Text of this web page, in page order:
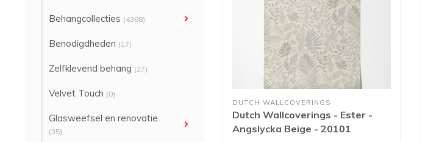
Behangcollecties (4388)
Benodigdheden (17)
Zelfklevend behang (27)
Velvet Touch (0)
Glasweefsel en renovatie
(35)
DUTCH WALLCOVERINGS
Dutch Wallcoverings - Ester -
Angslycka Beige - 20101